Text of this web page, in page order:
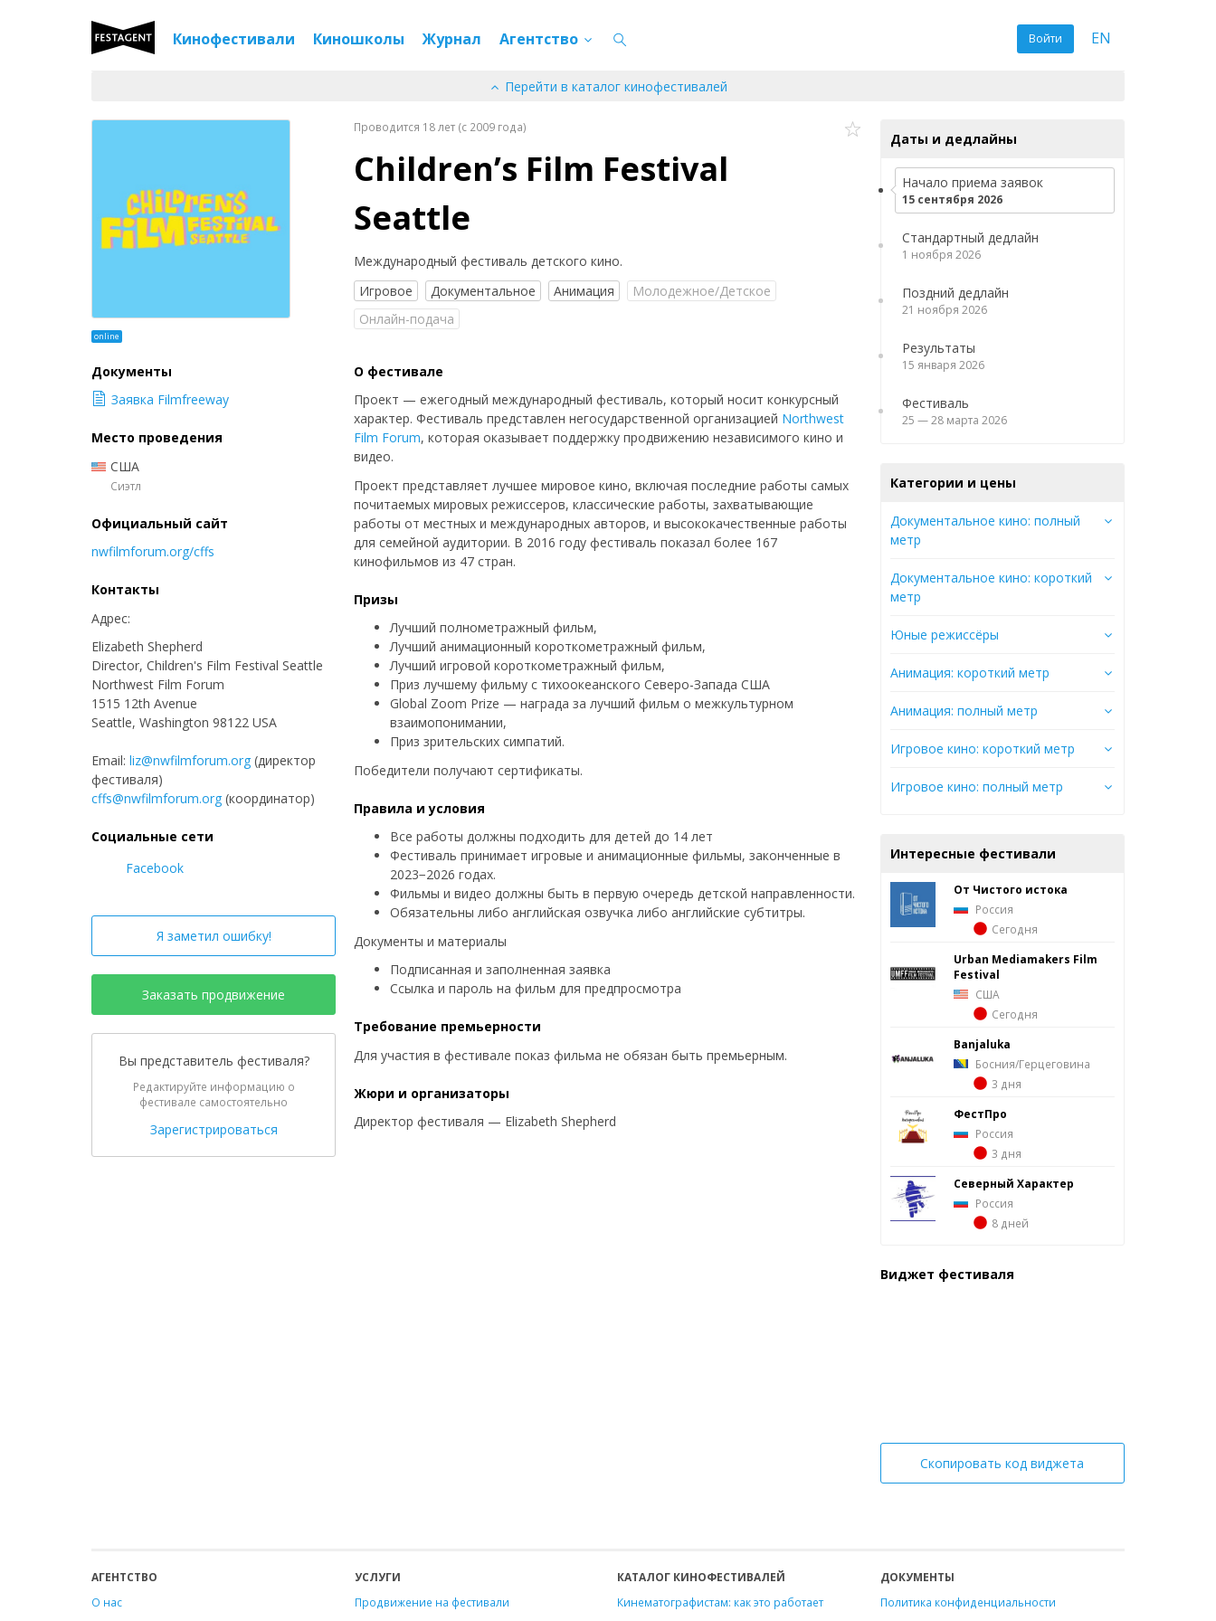
Войти EN
Кинофестивали Киношколы Журнал Агентство
Перейти в каталог кинофестивалей
online
Проводится 18 лет (c 2009 года)
Children’s Film Festival
Seattle
Международный фестиваль детского кино.
Игровое
Документальное Анимация
Молодежное/Детское
Онлайн-подача
О фестивале
Проект — ежегодный международный фестиваль, который носит конкурсный
характер. Фестиваль представлен негосударственной организацией Northwest
Film Forum, которая оказывает поддержку продвижению независимого кино и
видео.
Проект представляет лучшее мировое кино, включая последние работы самых
почитаемых мировых режиссеров, классические работы, захватывающие
работы от местных и международных авторов, и высококачественные работы
для семейной аудитории. В 2016 году фестиваль показал более 167
кинофильмов из 47 стран.
Призы
Лучший полнометражный фильм,
Лучший анимационный короткометражный фильм,
Лучший игровой короткометражный фильм,
Приз лучшему фильму с тихоокеанского Северо-Запада США
Global Zoom Prize — награда за лучший фильм о межкультурном
взаимопонимании,
Приз зрительских симпатий.
Победители получают сертификаты.
Правила и условия
Все работы должны подходить для детей до 14 лет
Фестиваль принимает игровые и анимационные фильмы, законченные в
2023−2026 годах.
Фильмы и видео должны быть в первую очередь детской направленности.
Обязательны либо английская озвучка либо английские субтитры.
Документы и материалы
Подписанная и заполненная заявка
Ссылка и пароль на фильм для предпросмотра
Требование премьерности
Для участия в фестивале показ фильма не обязан быть премьерным.
Жюри и организаторы
Директор фестиваля — Elizabeth Shepherd
Документы
Заявка Filmfreeway
Место проведения
США
Сиэтл
Официальный сайт
nwfilmforum.org/cffs
Контакты
Адрес:
Elizabeth Shepherd
Director, Children's Film Festival Seattle
Northwest Film Forum
1515 12th Avenue
Seattle, Washington 98122 USA
Email: liz@nwfilmforum.org (директор
фестиваля)
cffs@nwfilmforum.org (координатор)
Социальные сети
Facebook
Я заметил ошибку!
Заказать продвижение
Вы представитель фестиваля?
Редактируйте информацию о
фестивале самостоятельно
Зарегистрироваться
Даты и дедлайны
Начало приема заявок
15 сентября 2026
Стандартный дедлайн
1 ноября 2026
Поздний дедлайн
21 ноября 2026
Результаты
15 января 2026
Фестиваль
25 — 28 марта 2026
Категории и цены
Документальное кино: полный
метр
Документальное кино: короткий
метр
Юные режиссёры
Анимация: короткий метр
Анимация: полный метр
Игровое кино: короткий метр
Игровое кино: полный метр
Интересные фестивали
От Чистого истока
Россия
Сегодня
Urban Mediamakers Film
Festival
США
Сегодня
Banjaluka
Босния/Герцеговина
3 дня
ФестПро
Россия
3 дня
Северный Характер
Россия
8 дней
Виджет фестиваля
Скопировать код виджета
АГЕНТСТВО
О нас
УСЛУГИ
Продвижение на фестивали
КАТАЛОГ КИНОФЕСТИВАЛЕЙ
Кинематографистам: как это работает
ДОКУМЕНТЫ
Политика конфиденциальности